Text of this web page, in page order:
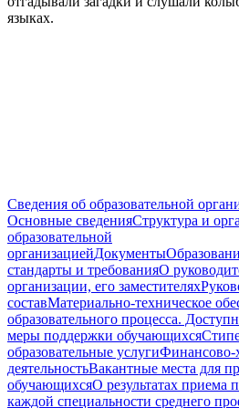
языках.
Сведения об образовательной
Основные сведенияСтруктура и
образовательной
организациейДокументы
стандарты и требованияО
организации, его заместителях
составМатериально-техническое
образовательного процесса.
меры поддержки обучающихся
образовательные услугиФинансово-
деятельностьВакантные места для
обучающихсяО результатах приема
каждой специальности среднего